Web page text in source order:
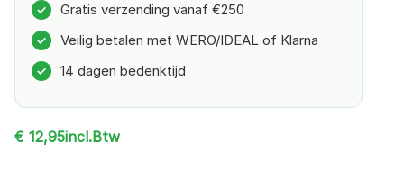
✓ Gratis verzending vanaf €250
✓ Veilig betalen met WERO/IDEAL of Klarna
✓ 14 dagen bedenktijd
€ 12,95incl.Btw